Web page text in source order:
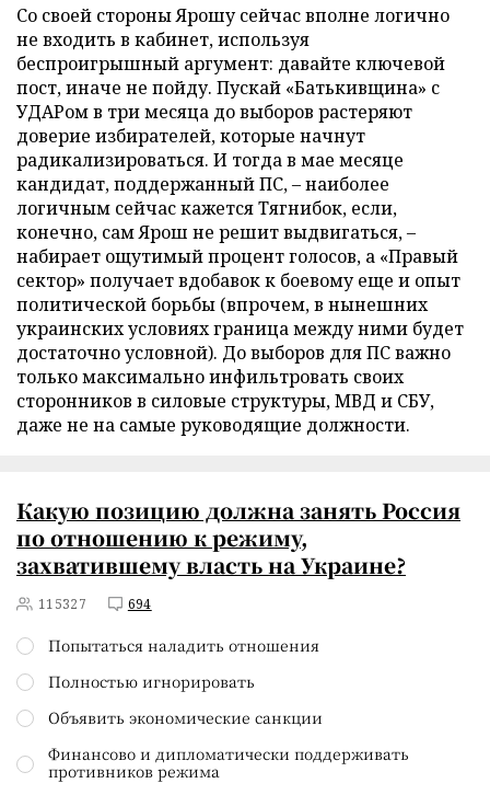
Со своей стороны Ярошу сейчас вполне логично
не входить в кабинет, используя
беспроигрышный аргумент: давайте ключевой
пост, иначе не пойду. Пускай «Батькивщина» с
УДАРом в три месяца до выборов растеряют
доверие избирателей, которые начнут
радикализироваться. И тогда в мае месяце
кандидат, поддержанный ПС, – наиболее
логичным сейчас кажется Тягнибок, если,
конечно, сам Ярош не решит выдвигаться, –
набирает ощутимый процент голосов, а «Правый
сектор» получает вдобавок к боевому еще и опыт
политической борьбы (впрочем, в нынешних
украинских условиях граница между ними будет
достаточно условной). До выборов для ПС важно
только максимально инфильтровать своих
сторонников в силовые структуры, МВД и СБУ,
даже не на самые руководящие должности.
Какую позицию должна занять Россия
по отношению к режиму,
захватившему власть на Украине?
115327 694
Попытаться наладить отношения
Полностью игнорировать
Объявить экономические санкции
Финансово и дипломатически поддерживать
противников режима